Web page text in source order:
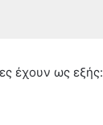
έχουν ως εξής: